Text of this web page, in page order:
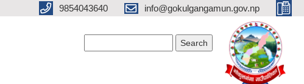
9854043640 info@gokulgangamun.gov.np